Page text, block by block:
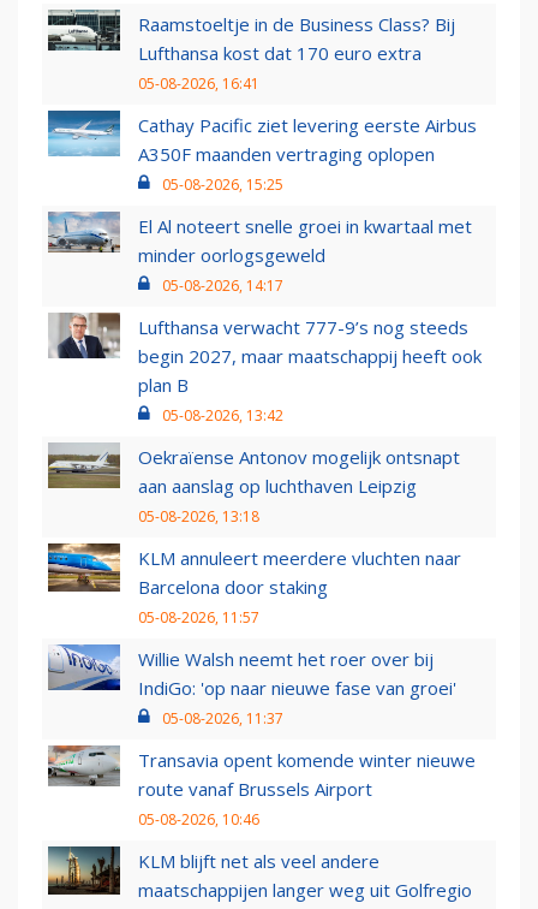
Raamstoeltje in de Business Class? Bij
Lufthansa kost dat 170 euro extra
05-08-2026, 16:41
Cathay Pacific ziet levering eerste Airbus
A350F maanden vertraging oplopen
05-08-2026, 15:25
El Al noteert snelle groei in kwartaal met
minder oorlogsgeweld
05-08-2026, 14:17
Lufthansa verwacht 777-9’s nog steeds
begin 2027, maar maatschappij heeft ook
plan B
05-08-2026, 13:42
Oekraïense Antonov mogelijk ontsnapt
aan aanslag op luchthaven Leipzig
05-08-2026, 13:18
KLM annuleert meerdere vluchten naar
Barcelona door staking
05-08-2026, 11:57
Willie Walsh neemt het roer over bij
IndiGo: 'op naar nieuwe fase van groei'
05-08-2026, 11:37
Transavia opent komende winter nieuwe
route vanaf Brussels Airport
05-08-2026, 10:46
KLM blijft net als veel andere
maatschappijen langer weg uit Golfregio